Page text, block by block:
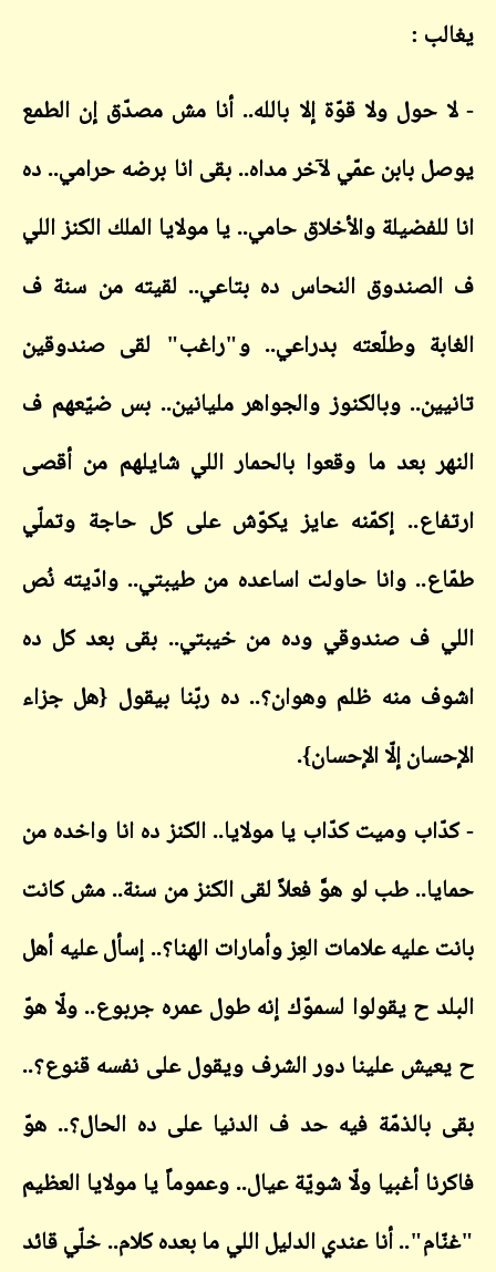
:
ولا قوّة إلا بالله.. أنا مش مصدّق إن الطمع
بابن عمّي لآخر مداه.. بقى انا برضه حرامي.. ده
والأخلاق حامي.. يا مولايا الملك الكنز اللي
النحاس ده بتاعي.. لقيته من سنة ف
وطلّعته بدراعي.. و"راغب" لقى صندوقين
وبالكنوز والجواهر مليانين.. بس ضيّعهم ف
بعد ما وقعوا بالحمار اللي شايلهم من أقصى
إكمّنه عايز يكوّش على كل حاجة وتملّي
وانا حاولت اساعده من طيبتي.. وادّيته نُص
ف صندوقي وده من خيبتي.. بقى بعد كل ده
منه ظلم وهوان؟.. ده ربّنا بيقول {هل جزاء
إلّا الإحسان}.
وميت كدّاب يا مولايا.. الكنز ده انا واخده من
طب لو هوَّ فعلاً لقى الكنز من سنة.. مش كانت
عليه علامات العِز وأمارات الهنا؟.. إسأل عليه أهل
ح يقولوا لسموّك إنه طول عمره جربوع.. ولّا هوّ
علينا دور الشرف ويقول على نفسه قنوع؟..
فيه حد ف الدنيا على ده الحال؟.. هوّ
أغبيا ولّا شويّة عيال.. وعموماً يا مولايا العظيم
أنا عندي الدليل اللي ما بعده كلام.. خلّي قائد